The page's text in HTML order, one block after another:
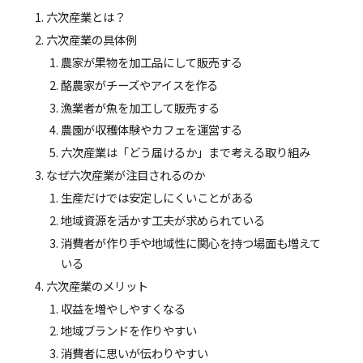
六次産業とは？
六次産業の具体例
農家が果物を加工品にして販売する
酪農家がチーズやアイスを作る
漁業者が魚を加工して販売する
農園が収穫体験やカフェを運営する
六次産業は「どう届けるか」まで考える取り組み
なぜ六次産業が注目されるのか
生産だけでは安定しにくいことがある
地域資源を活かす工夫が求められている
消費者が作り手や地域性に関心を持つ場面も増えて
いる
六次産業のメリット
収益を増やしやすくなる
地域ブランドを作りやすい
消費者に思いが伝わりやすい